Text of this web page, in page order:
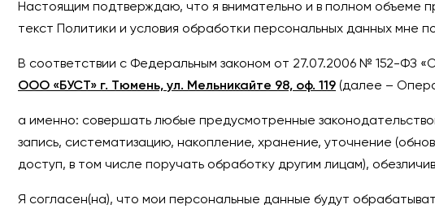
Настоящим подтверждаю, что я внимательно и в полном объеме
текст Политики и условия обработки персональных данных мне
В соответствии с Федеральным законом от 27.07.2006 № 152-ФЗ
ООО «БУСТ» г. Тюмень, ул. Мельникайте 98, оф. 119 (далее –
а именно: совершать любые предусмотренные
запись, систематизацию, накопление, хранение, уточнение
доступ, в том числе поручать обработку другим лицам),
Я согласен(на), что мои персональные данные будут